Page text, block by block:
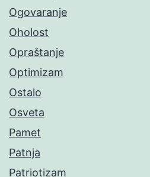
Ogovaranje
Oholost
Opraštanje
Optimizam
Ostalo
Osveta
Pamet
Patnja
Patriotizam